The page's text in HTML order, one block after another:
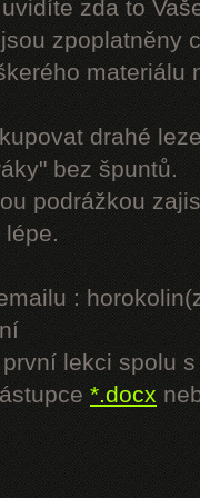
zda to
zpoplatněny
materiálu
drahé
bez špuntů.
podrážkou
:
lekci spolu
*.docx